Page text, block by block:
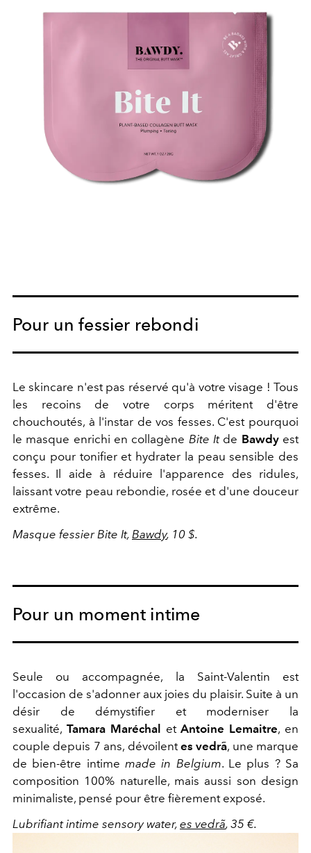
Pour un fessier rebondi
Le skincare n'est pas réservé qu'à votre visage ! Tous
les recoins de votre corps méritent d'être
chouchoutés, à l'instar de vos fesses. C'est pourquoi
le masque enrichi en collagène Bite Itde Bawdy est
conçu pour tonifier et hydrater la peau sensible des
fesses. Il aide à réduire l'apparence des ridules,
laissant votre peau rebondie, rosée et d'une douceur
extrême.
Masque fessier Bite It, Bawdy, 10 $.
Pour un moment intime
Seule ou accompagnée, la Saint-Valentin est
l'occasion de s'adonner aux joies du plaisir. Suite à un
désir de démystifier et moderniser la
sexualité, Tamara Maréchal etAntoine Lemaitre, en
couple depuis 7 ans, dévoilentes vedrã, une marque
de bien-être intime made in Belgium. Le plus ? Sa
composition 100% naturelle, mais aussi son design
minimaliste, pensé pour être fièrement exposé.
Lubrifiant intime sensory water, es vedrã, 35 €.